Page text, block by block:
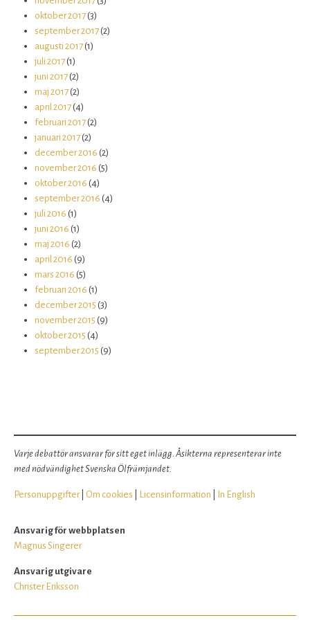
oktober 2017 (3)
september 2017 (2)
augusti 2017 (1)
juli 2017 (1)
juni 2017 (2)
maj 2017 (2)
april 2017 (4)
februari 2017 (2)
januari 2017 (2)
december 2016 (2)
november 2016 (5)
oktober 2016 (4)
september 2016 (4)
juli 2016 (1)
juni 2016 (1)
maj 2016 (2)
april 2016 (9)
mars 2016 (5)
februari 2016 (1)
december 2015 (3)
november 2015 (9)
oktober 2015 (4)
september 2015 (9)
Varje debattör ansvarar för sitt eget inlägg. Åsikterna representerar inte
med nödvändighet Svenska Ölfrämjandet.
Personuppgifter| Om cookies Licensinformation In English
Ansvarig för webbplatsen
Magnus Singerer
Ansvarig utgivare
Christer Eriksson